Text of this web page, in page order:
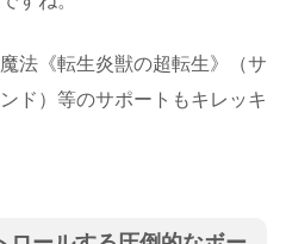
法《転生炎獣の超転生》（サ
ド）等のサポートもキレッキ